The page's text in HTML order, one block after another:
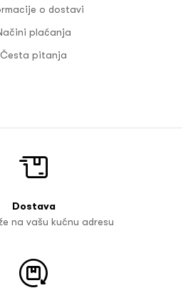
o dostavi
plaćanja
Česta pitanja
Dostava
na vašu kućnu adresu